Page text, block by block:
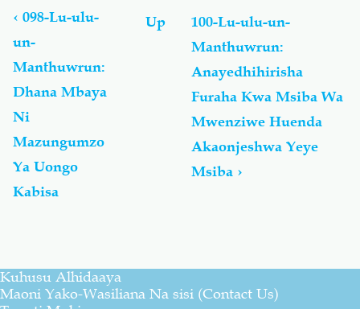
links
Lu-
ulu-
un-
لُؤْلُؤ
مَّنثُور
‹ 098-Lu-ulu-
un-
Manthuwrun:
Dhana Mbaya
Ni
Mazungumzo
Ya Uongo
Kabisa
Up
100-Lu-ulu-un-
Manthuwrun:
Anayedhihirisha
Furaha Kwa Msiba Wa
Mwenziwe Huenda
Akaonjeshwa Yeye
Msiba ›
Kuhusu Alhidaaya
Maoni Yako-Wasiliana Na sisi (Contact Us)